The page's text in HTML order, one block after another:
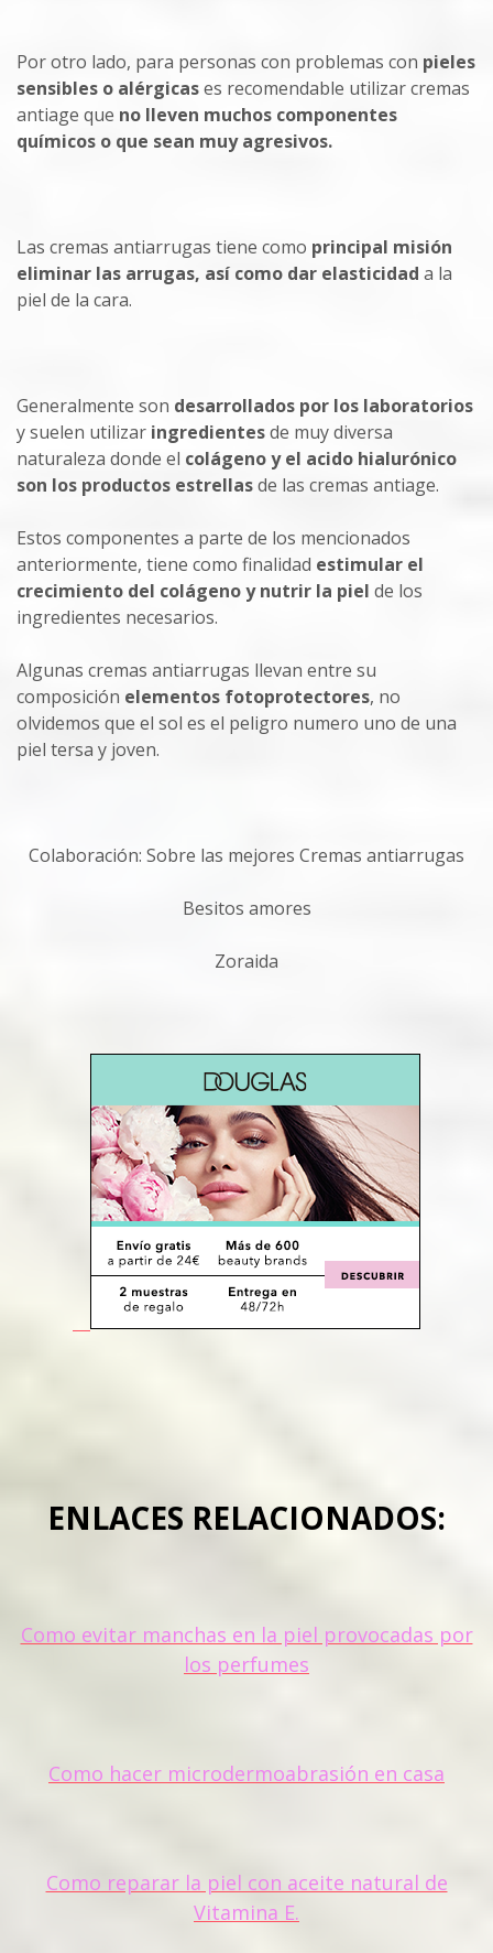
Por otro lado, para personas con problemas con pieles
sensibles o alérgicases recomendable utilizar cremas
antiage que no lleven muchos componentes
químicos o que sean muy agresivos.
Las cremas antiarrugas tiene como principal misión
eliminar las arrugas, así como dar elasticidad a la
piel de la cara.
Generalmente son desarrollados por los laboratorios
y suelen utilizar ingredientesde muy diversa
naturaleza donde el colágeno y el acido hialurónico
son los productos estrellasde las cremas antiage.
Estos componentes a parte de los mencionados
anteriormente, tiene como finalidad estimular el
crecimiento del colágeno y nutrir la piel de los
ingredientes necesarios.
Algunas cremas antiarrugas llevan entre su
composición elementos fotoprotectores, no
olvidemos que el sol es el peligro numero uno de una
piel tersa y joven.
Colaboración: Sobre las mejores Cremas antiarrugas
Besitos amores
Zoraida
ENLACES RELACIONADOS:
Como evitar manchas en la piel provocadas por
los perfumes
Como hacer microdermoabrasión en casa
Como reparar la piel con aceite natural de
Vitamina E.